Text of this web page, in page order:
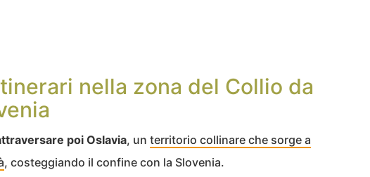
nella zona del Collio da
poi Oslavia, un territorio collinare che sorge a
, costeggiando il confine con la Slovenia.